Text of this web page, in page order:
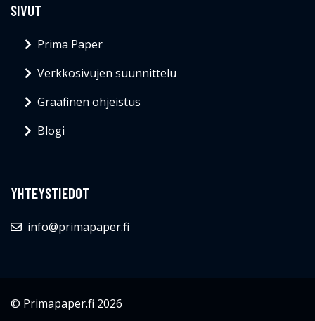
SIVUT
Prima Paper
Verkkosivujen suunnittelu
Graafinen ohjeistus
Blogi
YHTEYSTIEDOT
info@primapaper.fi
© Primapaper.fi 2026